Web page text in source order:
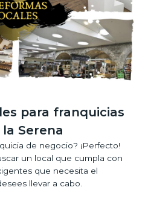
para franquicias
Serena
de negocio? ¡Perfecto!
un local que cumpla con
que necesita el
llevar a cabo.